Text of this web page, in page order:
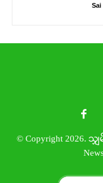
Sai
© Copyright 2026. သ